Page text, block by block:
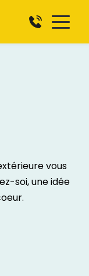
vous
soi, une idée